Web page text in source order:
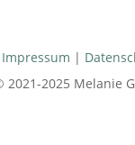
Impressum |
2021-2025 Melanie